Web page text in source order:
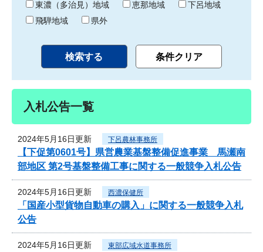
東濃（多治見）地域
恵那地域
下呂地域
飛騨地域
県外
入札公告一覧
2024年5月16日更新 下呂農林事務所
【下促第0601号】県営農業基盤整備促進事業 馬瀬南
部地区 第2号基盤整備工事に関する一般競争入札公告
2024年5月16日更新 西濃保健所
「国産小型貨物自動車の購入」に関する一般競争入札
公告
2024年5月16日更新 東部広域水道事務所